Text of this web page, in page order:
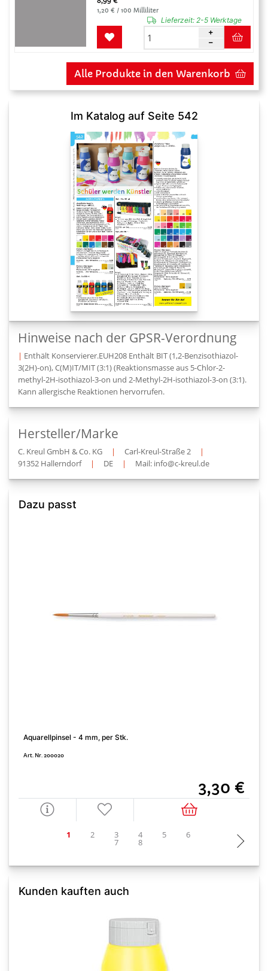
1,20 € / 100 Milliliter
Lieferzeit:2-5 Werktage
Alle Produkte in den Warenkorb
Im Katalog auf Seite 542
Hinweise nach der GPSR-Verordnung
| Enthält Konservierer.EUH208 Enthält BIT (1,2-Benzisothiazol-
3(2H)-on), C(M)IT/MIT (3:1) (Reaktionsmasse aus 5-Chlor-2-
methyl-2H-isothiazol-3-on und 2-Methyl-2H-isothiazol-3-on (3:1).
Kann allergische Reaktionen hervorrufen.
Hersteller/Marke
C. Kreul GmbH & Co. KG | Carl-Kreul-Straße 2
|
91352 Hallerndorf
| DE | Mail: info@c-kreul.de
Dazu passt
Aquarellpinsel - 4 mm, per Stk.
Art. Nr. 200020
3,30 €
Kunden kauften auch